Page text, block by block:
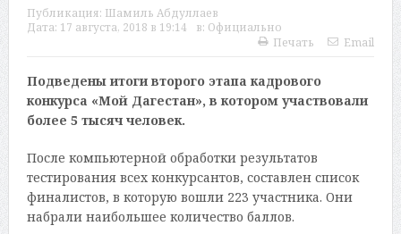
Публикация: Шамиль Абдуллаев
Дата: 17 августа, 2018 в 19:14 в: Официально
Печать
Email
Подведены итоги второго этапа кадрового
конкурса «Мой Дагестан», в котором участвовали
более 5 тысяч человек.
После компьютерной обработки результатов
тестирования всех конкурсантов, составлен список
финалистов, в которую вошли 223 участника. Они
набрали наибольшее количество баллов.